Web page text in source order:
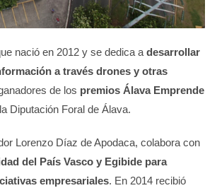
nació en 2012 y se dedica a desarrollar
a través drones y otras
de los premios Álava Emprende
Diputación Foral de Álava.
Lorenzo Díaz de Apodaca, colabora con
del País Vasco y Egibide para
empresariales. En 2014 recibió